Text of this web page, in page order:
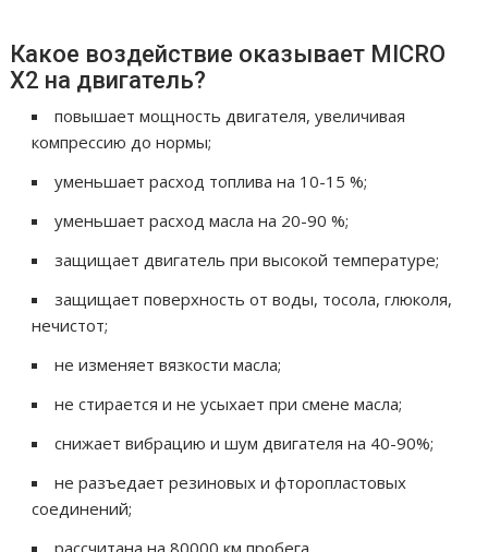
Какое воздействие оказывает MICRO
X2 на двигатель?
повышает мощность двигателя, увеличивая
компрессию до нормы;
уменьшает расход топлива на 10-15 %;
уменьшает расход масла на 20-90 %;
защищает двигатель при высокой температуре;
защищает поверхность от воды, тосола, глюколя,
нечистот;
не изменяет вязкости масла;
не стирается и не усыхает при смене масла;
снижает вибрацию и шум двигателя на 40-90%;
не разъедает резиновых и фторопластовых
соединений;
рассчитана на 80000 км пробега.